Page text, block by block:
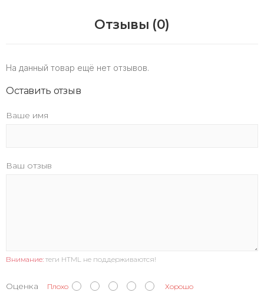
Отзывы (0)
На данный товар ещё нет отзывов.
Оставить отзыв
Ваше имя
Ваш отзыв
Внимание: теги HTML не поддерживаются!
Оценка Плохо Хорошо